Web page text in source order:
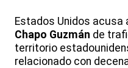
Estados Unidos acusa
Chapo Guzmán de
territorio
relacionado con